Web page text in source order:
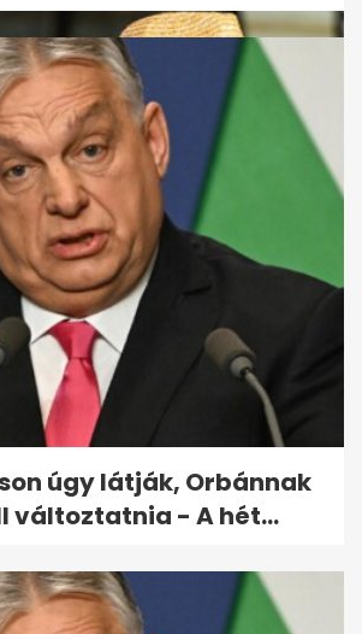
bukott le Orbán
egy híres
nyaral
úgy látják, Orbánnak
változtatnia - A hét...